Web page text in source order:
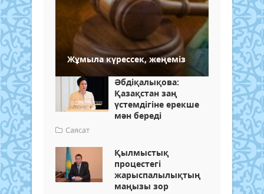
Жұмыла күрессек, жеңеміз
Әбдіқалықова:
Қазақстан заң
үстемдігіне ерекше
мән береді
Саясат
Қылмыстық
процестегі
жарыспалылықтың
маңызы зор